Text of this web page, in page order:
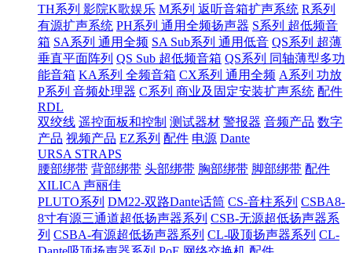
TH系列 影院K歌娱乐 M系列 返听音箱扩声系统 R系列
有源扩声系统 PH系列 通用全频扬声器 S系列 超低频音
箱 SA系列 通用全频 SA Sub系列 通用低音 QS系列 超薄
垂直平面阵列 QS Sub 超低频音箱 QS系列 同轴薄型多功
能音箱 KA系列 全频音箱 CX系列 通用全频 A系列 功放
P系列 音频处理器 C系列 商业及固定安装扩声系统 配件
RDL
双绞线 遥控面板和控制 测试器材 警报器 音频产品 数字
产品 视频产品 EZ系列 配件 电源 Dante
URSA STRAPS
腰部绑带 背部绑带 头部绑带 胸部绑带 脚部绑带 配件
XILICA 声丽佳
PLUTO系列 DM22-双路Dante话筒 CS-音柱系列 CSBA8-
8寸有源三通道超低扬声器系列 CSB-无源超低扬声器系
列 CSBA-有源超低扬声器系列 CL-吸顶扬声器系列 CL-